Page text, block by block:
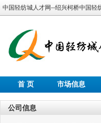
中国轻纺城人才网--绍兴柯桥中国轻
首 页 市场信息
公司信息